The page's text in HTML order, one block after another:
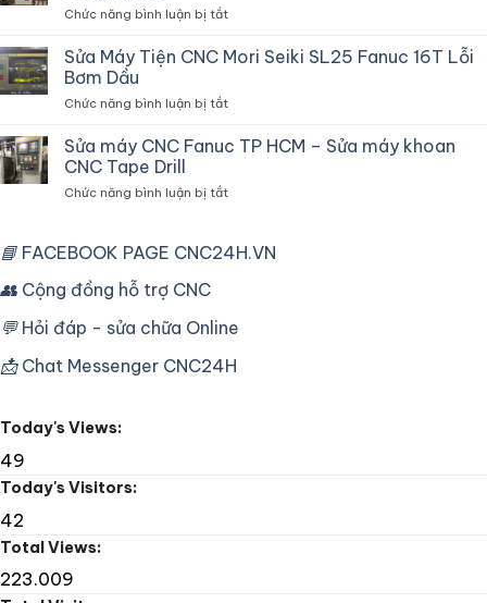
Vận
Lỗi
Chậm
Tần
Chức năng bình luận bị tắtở
điều
hòa
điện
dùng
CNC
Sửa Máy Tiện CNC Mori Seiki SL25 Fanuc 16T Lỗi
Bơm Dầu
Chức năng bình luận bị tắtở
Máy
Tiện
Mori
Fanuc
Dầu
Sửa máy CNC Fanuc TP HCM – Sửa máy khoan
CNC Tape Drill
Chức năng bình luận bị tắtở
CNC
–
Sửa
máy
khoan
📘 FACEBOOK PAGE CNC24H.VN
👥 Cộng đồng hỗ trợ CNC
💬Hỏi đáp - sửa chữa Online
📩Chat Messenger CNC24H
Today's Views:
49
Today's Visitors:
42
Total Views:
223.009